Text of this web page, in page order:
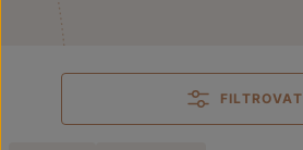
FILTROVAT